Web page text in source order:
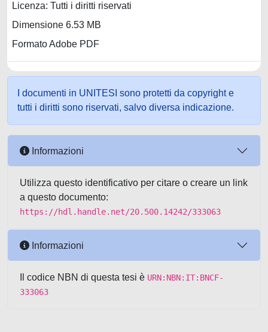
Licenza: Tutti i diritti riservati
Dimensione 6.53 MB
Formato Adobe PDF
I documenti in UNITESI sono protetti da copyright e
tutti i diritti sono riservati, salvo diversa indicazione.
Informazioni
Utilizza questo identificativo per citare o creare un link
a questo documento:
https://hdl.handle.net/20.500.14242/333063
Informazioni
Il codice NBN di questa tesi è URN:NBN:IT:BNCF-
333063